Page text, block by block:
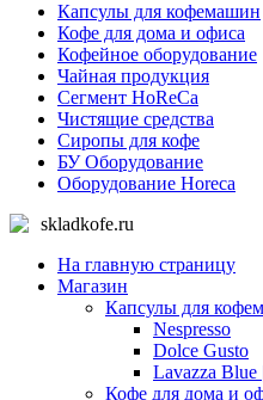
Капсулы для кофемашин
Кофе для дома и офиса
Кофейное оборудование
Чайная продукция
Сегмент HoReCa
Чистящие средства
Сиропы для кофе
БУ Оборудование
Оборудование Horeca
skladkofe.ru
На главную страницу
Магазин
Капсулы для
Nespresso
Dolce Gusto
Lavazza Blue
Кофе для дома и